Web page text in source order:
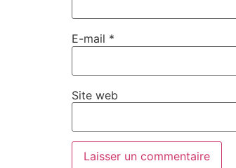
E-mail *
Site web